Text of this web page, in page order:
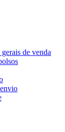
de venda